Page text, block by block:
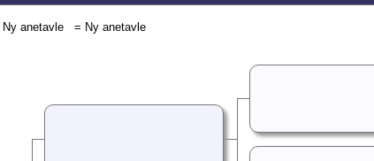
= Ny anetavle